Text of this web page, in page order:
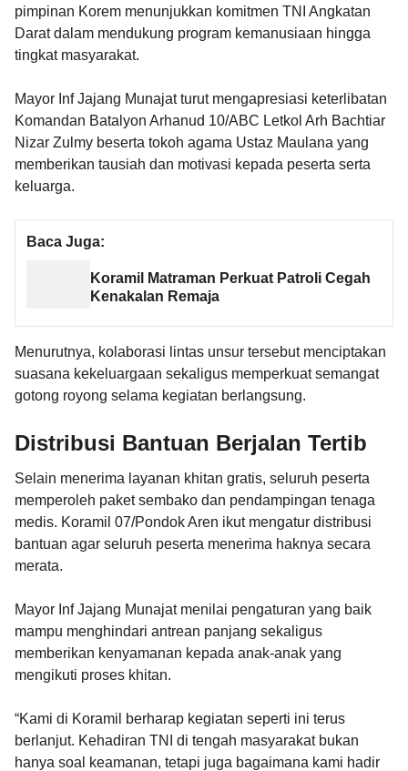
pimpinan Korem menunjukkan komitmen TNI Angkatan
Darat dalam mendukung program kemanusiaan hingga
tingkat masyarakat.
Mayor Inf Jajang Munajat turut mengapresiasi keterlibatan
Komandan Batalyon Arhanud 10/ABC Letkol Arh Bachtiar
Nizar Zulmy beserta tokoh agama Ustaz Maulana yang
memberikan tausiah dan motivasi kepada peserta serta
keluarga.
Baca Juga:
Koramil Matraman Perkuat Patroli Cegah
Kenakalan Remaja
Menurutnya, kolaborasi lintas unsur tersebut menciptakan
suasana kekeluargaan sekaligus memperkuat semangat
gotong royong selama kegiatan berlangsung.
Distribusi Bantuan Berjalan Tertib
Selain menerima layanan khitan gratis, seluruh peserta
memperoleh paket sembako dan pendampingan tenaga
medis. Koramil 07/Pondok Aren ikut mengatur distribusi
bantuan agar seluruh peserta menerima haknya secara
merata.
Mayor Inf Jajang Munajat menilai pengaturan yang baik
mampu menghindari antrean panjang sekaligus
memberikan kenyamanan kepada anak-anak yang
mengikuti proses khitan.
“Kami di Koramil berharap kegiatan seperti ini terus
berlanjut. Kehadiran TNI di tengah masyarakat bukan
hanya soal keamanan, tetapi juga bagaimana kami hadir